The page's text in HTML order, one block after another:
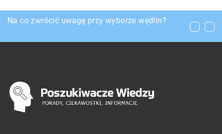
Wysyłka towaru – o co powinny zadbać sklepy,
Na co zwrócić uwagę przy wyborze wędlin?
Spedycja morska – na czym polega?